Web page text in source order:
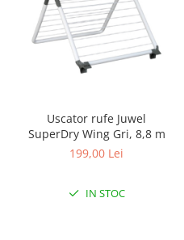
Uscator rufe Juwel
SuperDry Wing Gri, 8,8 m
199,00 Lei
IN STOC